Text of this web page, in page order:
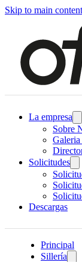
Skip to main content
La empresa
Sobre
Solicitudes
Descargas
Principal
Sillería